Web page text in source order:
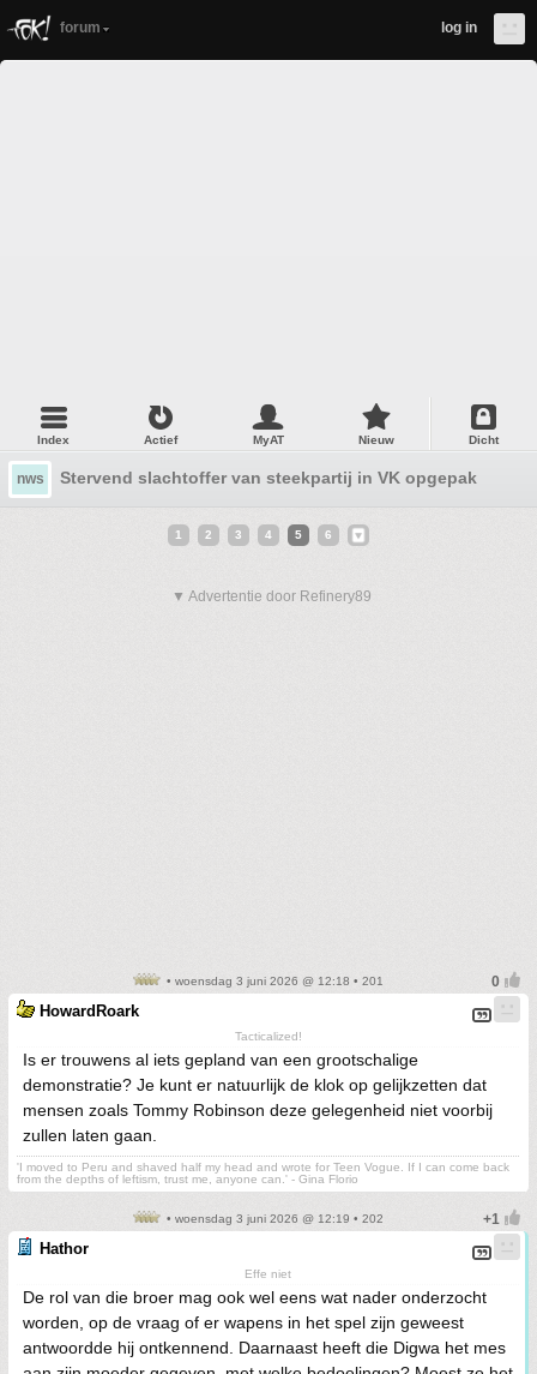
forum log in
Index Actief MyAT Nieuw Dicht
nws Stervend slachtoffer van steekpartij in VK opgepakt bij
1 2 3 4 5 6
▼ Advertentie door Refinery89
• woensdag 3 juni 2026 @ 12:18 • 201
HowardRoark
Tacticalized!
Is er trouwens al iets gepland van een grootschalige
demonstratie? Je kunt er natuurlijk de klok op gelijkzetten dat
mensen zoals Tommy Robinson deze gelegenheid niet voorbij
zullen laten gaan.
'I moved to Peru and shaved half my head and wrote for Teen Vogue. If I can come back
from the depths of leftism, trust me, anyone can.' - Gina Florio
• woensdag 3 juni 2026 @ 12:19 • 202
Hathor
Effe niet
De rol van die broer mag ook wel eens wat nader onderzocht
worden, op de vraag of er wapens in het spel zijn geweest
antwoordde hij ontkennend. Daarnaast heeft die Digwa het mes